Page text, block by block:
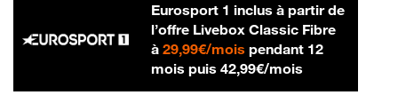
Eurosport 1 inclus à partir de
l’offre Livebox Classic Fibre
à 29,99€/mois29,99 € par mois
pendant 12
mois puis 42,99€/mois42,99 € par